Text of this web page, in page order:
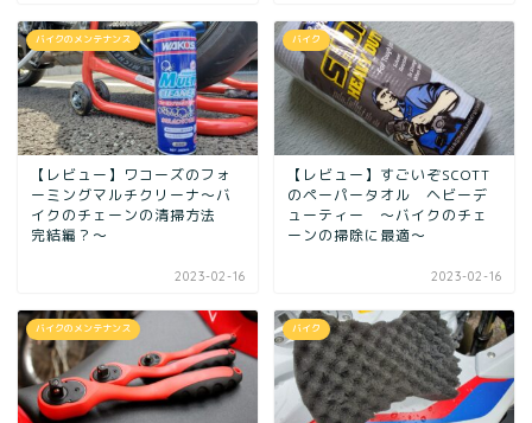
バイクのメンテナンス
【レビュー】ワコーズのフォ
ーミングマルチクリーナ～バ
イクのチェーンの清掃方法
完結編？～
2023-02-16
バイク
【レビュー】すごいぞSCOTT
のペーパータオル ヘビーデ
ューティー ～バイクのチェ
ーンの掃除に最適～
2023-02-16
バイクのメンテナンス バイク